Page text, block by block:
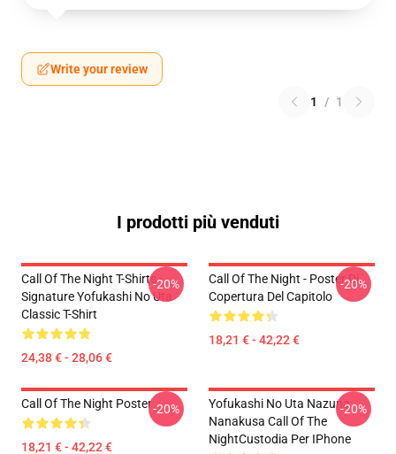
Write your review
1 / 1
I prodotti più venduti
Call Of The Night T-Shirts -
Signature Yofukashi No Uta
Classic T-Shirt
24,38 € - 28,06 €
-20%
Call Of The Night - Poster Di
Copertura Del Capitolo
18,21 € - 42,22 €
-20%
Call Of The Night Poster
18,21 € - 42,22 €
-20%
Yofukashi No Uta Nazuna
Nanakusa Call Of The
NightCustodia Per IPhone
-20%